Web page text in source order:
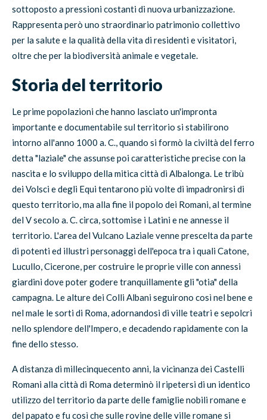
sottoposto a pressioni costanti di nuova urbanizzazione.
Rappresenta però uno straordinario patrimonio collettivo
per la salute e la qualità della vita di residenti e visitatori,
oltre che per la biodiversità animale e vegetale.
Storia del territorio
Le prime popolazioni che hanno lasciato un'impronta
importante e documentabile sul territorio si stabilirono
intorno all'anno 1000 a. C., quando si formò la civiltà del ferro
detta "laziale" che assunse poi caratteristiche precise con la
nascita e lo sviluppo della mitica città di Albalonga. Le tribù
dei Volsci e degli Equi tentarono più volte di impadronirsi di
questo territorio, ma alla fine il popolo dei Romani, al termine
del V secolo a. C. circa, sottomise i Latini e ne annesse il
territorio. L'area del Vulcano Laziale venne prescelta da parte
di potenti ed illustri personaggi dell'epoca tra i quali Catone,
Lucullo, Cicerone, per costruire le proprie ville con annessi
giardini dove poter godere tranquillamente gli "otia" della
campagna. Le alture dei Colli Albani seguirono così nel bene e
nel male le sorti di Roma, adornandosi di ville teatri e sepolcri
nello splendore dell'Impero, e decadendo rapidamente con la
fine dello stesso.
A distanza di millecinquecento anni, la vicinanza dei Castelli
Romani alla città di Roma determinò il ripetersi di un identico
utilizzo del territorio da parte delle famiglie nobili romane e
del papato e fu così che sulle rovine delle ville romane si